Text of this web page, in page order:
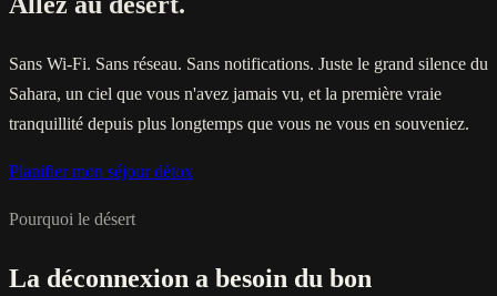
Sans Wi-Fi. Sans réseau. Sans notifications. Juste le grand silence du
Sahara, un ciel que vous n'avez jamais vu, et la première vraie
tranquillité depuis plus longtemps que vous ne vous en souveniez.
Planifier mon séjour détox
Pourquoi le désert
La déconnexion a besoin du bon